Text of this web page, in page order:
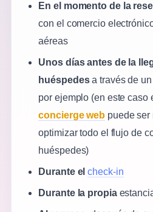
En el momento de la
con el comercio
aéreas
Unos días antes de la
huéspedesa través de
por ejemplo (en este caso
concierge web puede ser
optimizar todo el flujo de
huéspedes)
Durante elcheck-in
Durante la propia